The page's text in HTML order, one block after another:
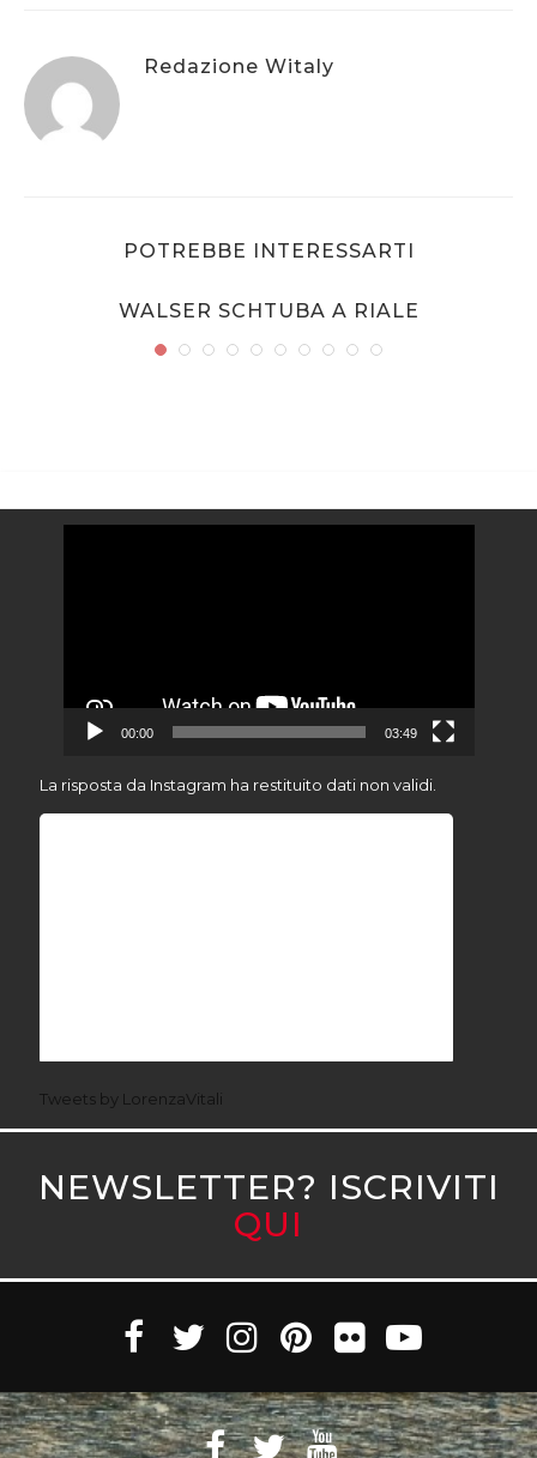
Redazione Witaly
POTREBBE INTERESSARTI
WALSER SCHTUBA A RIALE
00:00 03:49
La risposta da Instagram ha restituito dati non validi.
Tweets by LorenzaVitali
NEWSLETTER? ISCRIVITI
QUI